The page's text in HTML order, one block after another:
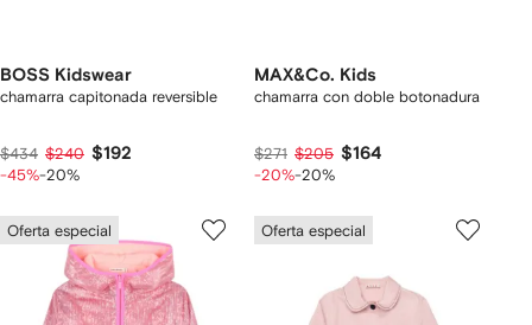
BOSS Kidswear
chamarra capitonada reversible
$434 $240 $192
-45%-20%
MAX&Co. Kids
chamarra con doble botonadura
$271 $205 $164
-20%-20%
Oferta especial Oferta especial